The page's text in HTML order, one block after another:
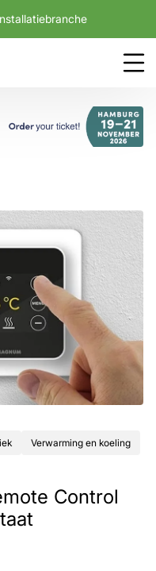
Verwarming en koeling
Control